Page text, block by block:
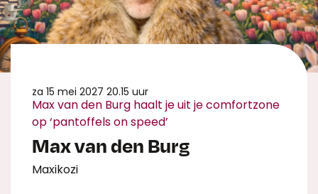
Max van den Burg
Maxikozi
Max van den Burg haalt je uit je comfortzone
op ‘pantoffels on speed’
za 15 mei 2027 20.15 uur